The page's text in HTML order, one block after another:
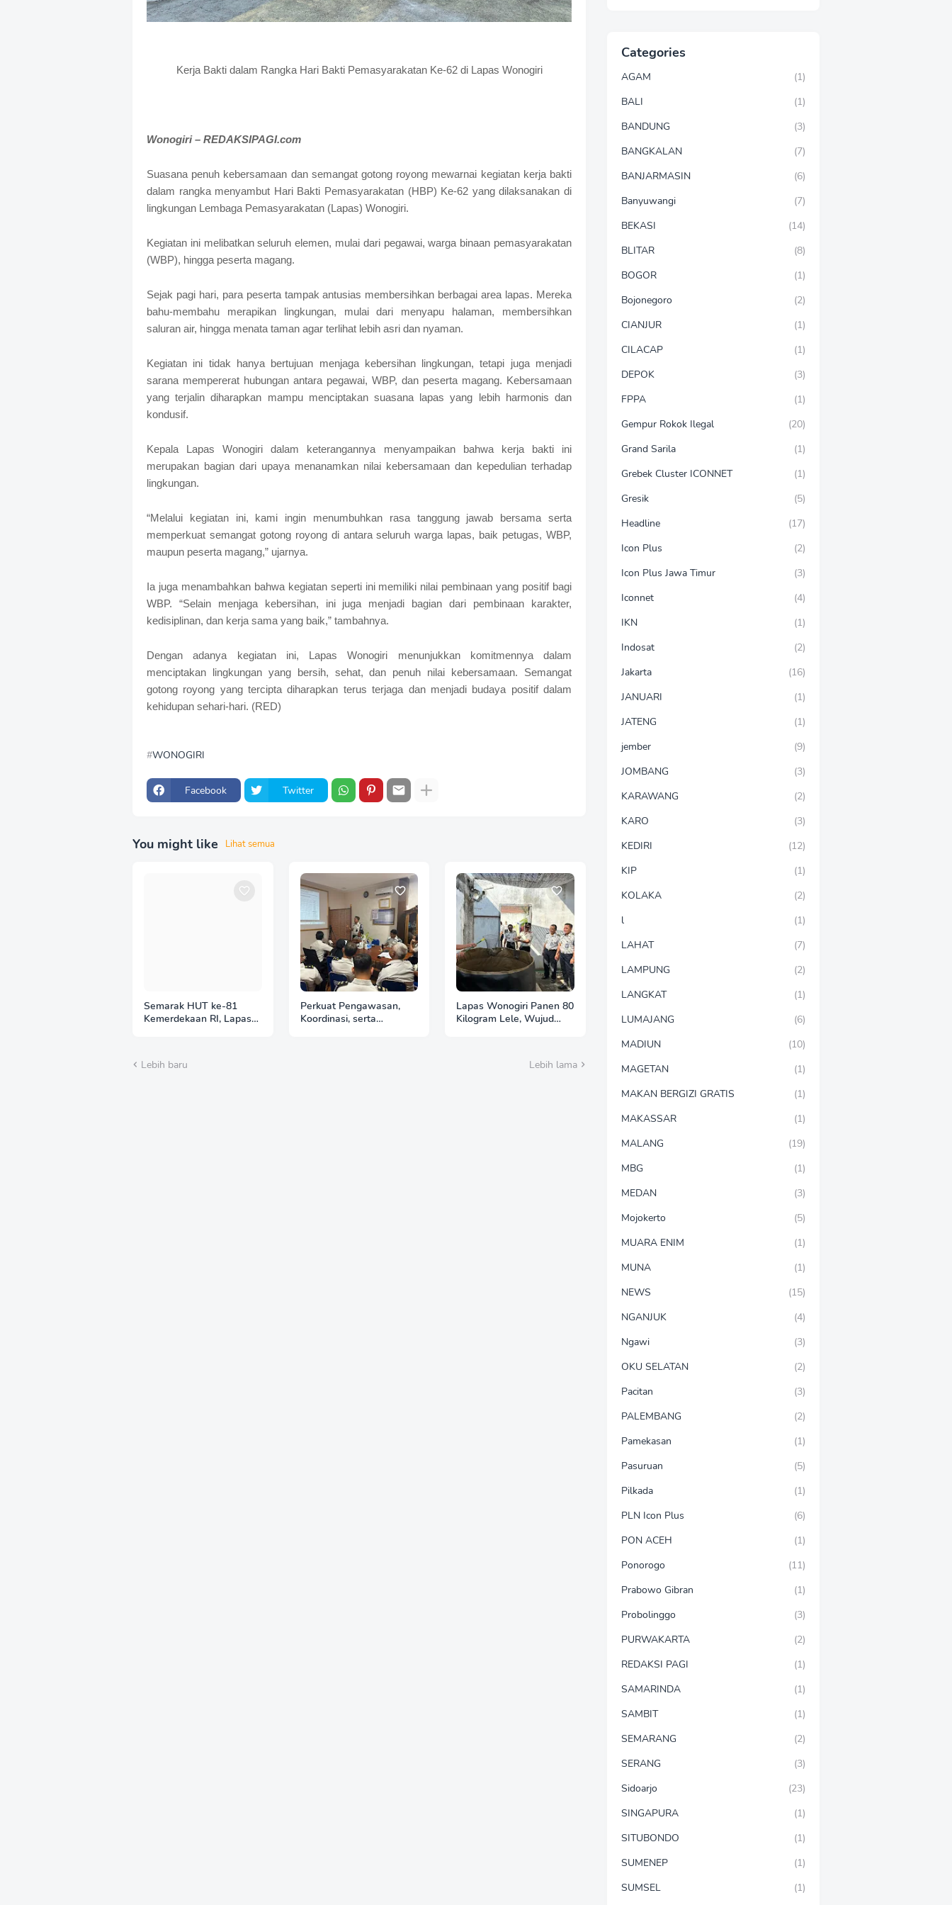
Kerja Bakti dalam Rangka Hari Bakti Pemasyarakatan Ke-62 di Lapas Wonogiri
Wonogiri – REDAKSIPAGI.com
Suasana penuh kebersamaan dan semangat gotong royong mewarnai kegiatan kerja bakti
dalam rangka menyambut Hari Bakti Pemasyarakatan (HBP) Ke-62 yang dilaksanakan di
lingkungan Lembaga Pemasyarakatan (Lapas) Wonogiri.
Kegiatan ini melibatkan seluruh elemen, mulai dari pegawai, warga binaan pemasyarakatan
(WBP), hingga peserta magang.
Sejak pagi hari, para peserta tampak antusias membersihkan berbagai area lapas. Mereka
bahu-membahu merapikan lingkungan, mulai dari menyapu halaman, membersihkan
saluran air, hingga menata taman agar terlihat lebih asri dan nyaman.
Kegiatan ini tidak hanya bertujuan menjaga kebersihan lingkungan, tetapi juga menjadi
sarana mempererat hubungan antara pegawai, WBP, dan peserta magang. Kebersamaan
yang terjalin diharapkan mampu menciptakan suasana lapas yang lebih harmonis dan
kondusif.
Kepala Lapas Wonogiri dalam keterangannya menyampaikan bahwa kerja bakti ini
merupakan bagian dari upaya menanamkan nilai kebersamaan dan kepedulian terhadap
lingkungan.
“Melalui kegiatan ini, kami ingin menumbuhkan rasa tanggung jawab bersama serta
memperkuat semangat gotong royong di antara seluruh warga lapas, baik petugas, WBP,
maupun peserta magang,” ujarnya.
Ia juga menambahkan bahwa kegiatan seperti ini memiliki nilai pembinaan yang positif bagi
WBP. “Selain menjaga kebersihan, ini juga menjadi bagian dari pembinaan karakter,
kedisiplinan, dan kerja sama yang baik,” tambahnya.
Dengan adanya kegiatan ini, Lapas Wonogiri menunjukkan komitmennya dalam
menciptakan lingkungan yang bersih, sehat, dan penuh nilai kebersamaan. Semangat
gotong royong yang tercipta diharapkan terus terjaga dan menjadi budaya positif dalam
kehidupan sehari-hari. (RED)
WONOGIRI
Facebook Twitter
S
h
l
t
e
s
You might like Lihat semua
Semarak HUT ke-81
Kemerdekaan RI, Lapas
Pemasyarakatan
Perkuat Pengawasan,
Koordinasi, serta
Lapas Wonogiri Panen 80
Kilogram Lele, Wujud
Lebih baru Lebih lama
Categories
AGAM
(1)
BALI
(1)
BANDUNG
(3)
BANGKALAN
(7)
BANJARMASIN
(6)
Banyuwangi
(7)
BEKASI
(14)
BLITAR
(8)
BOGOR
(1)
Bojonegoro
(2)
CIANJUR
(1)
CILACAP
(1)
DEPOK
(3)
FPPA
(1)
Gempur Rokok Ilegal
(20)
Grand Sarila
(1)
Grebek Cluster ICONNET
(1)
Gresik
(5)
Headline
(17)
Icon Plus
(2)
Icon Plus Jawa Timur
(3)
Iconnet
(4)
IKN
(1)
Indosat
(2)
Jakarta
(16)
JANUARI
(1)
JATENG
(1)
jember
(9)
JOMBANG
(3)
KARAWANG
(2)
KARO
(3)
KEDIRI
(12)
KIP
(1)
KOLAKA
(2)
l
(1)
LAHAT
(7)
LAMPUNG
(2)
LANGKAT
(1)
LUMAJANG
(6)
MADIUN
(10)
MAGETAN
(1)
MAKAN BERGIZI GRATIS
(1)
MAKASSAR
(1)
MALANG
(19)
MBG
(1)
MEDAN
(3)
Mojokerto
(5)
MUARA ENIM
(1)
MUNA
(1)
NEWS
(15)
NGANJUK
(4)
Ngawi
(3)
OKU SELATAN
(2)
Pacitan
(3)
PALEMBANG
(2)
Pamekasan
(1)
Pasuruan
(5)
Pilkada
(1)
PLN Icon Plus
(6)
PON ACEH
(1)
Ponorogo
(11)
Prabowo Gibran
(1)
Probolinggo
(3)
PURWAKARTA
(2)
REDAKSI PAGI
(1)
SAMARINDA
(1)
SAMBIT
(1)
SEMARANG
(2)
SERANG
(3)
Sidoarjo
(23)
SINGAPURA
(1)
SITUBONDO
(1)
SUMENEP
(1)
SUMSEL
(1)